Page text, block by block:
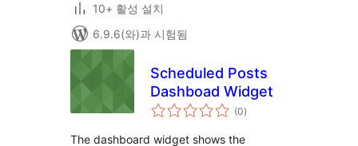
10+ 활성 설치
6.9.6(와)과 시험됨
Scheduled Posts
Dashboad Widget
(0전
체
점
)
The dashboard widget shows the